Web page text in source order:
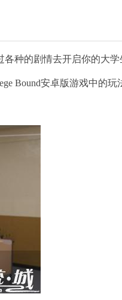
种的剧情去开启你的大学
Bound安卓版游戏中的玩